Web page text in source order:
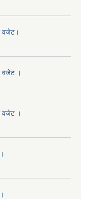
वजेट।
वजेट ।
वजेट ।